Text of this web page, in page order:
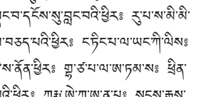
རུ་པ་ས་མི་མི་
ང་ཏིང་པ་ལ་ཡང་ཀི་ལིས༔
གྷ་ཙ་པ་ལ་ཨ་ཏམ་ས༔ ཕྲིན་